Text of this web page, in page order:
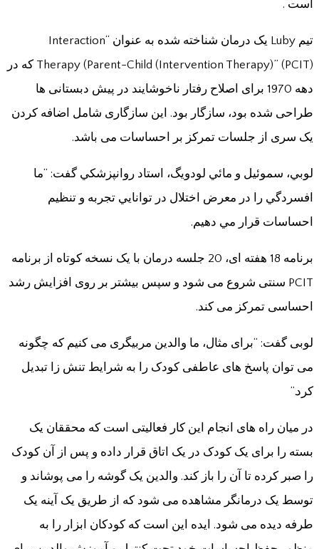
است .
تیم Luby یک درمان شناخته شده به عنوان “Interaction
Therapy (Parent-Child (Intervention Therapy)” (PCIT) که در
دهه 1970 برای اصلاح رفتار ناخوشایند در پیش دبستانی ها
طراحی شده بود، سازگار بود. این سازگاری شامل اضافه کردن
یک سری از جلسات تمرکز بر احساسات می باشد.
لوبي، سموئيل و مائي لودويگ، استاد روانپزشکي گفت: “ما
افسردگي را در معرض اختلال در توانايي تجربه و تنظيم
احساسات قرار مي دهيم.
برنامه 18 هفته ای، 20 جلسه درمان با یک نسخه کوتاه از برنامه
PCIT سنتی شروع می شود و سپس بیشتر بر روی افزایش رشد
احساسی تمرکز می کند.
لوبی گفت: “برای مثال، ما والدین مربیگری می کنیم که چگونه
می توان پاسخ های عاطفی کودک را به شرایط تنش زا تبدیل
کرد.”
در میان راه های انجام این کار فعالیتی است که محققان یک
بسته را برای یک کودک در یک اتاق قرار داده و پس از آن کودک
را صبر کرده تا آن را باز کند. والدین یک گوشه را می پوشاند و
توسط یک درمانگر مشاهده می شود که از طریق یک آینه یک
طرفه دیده می شود. ایده این است که کودکان ابزار را به